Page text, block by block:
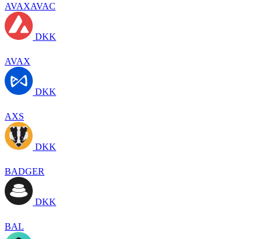
AVAXAVAC
DKK
AVAX
DKK
AXS
DKK
BADGER
DKK
BAL